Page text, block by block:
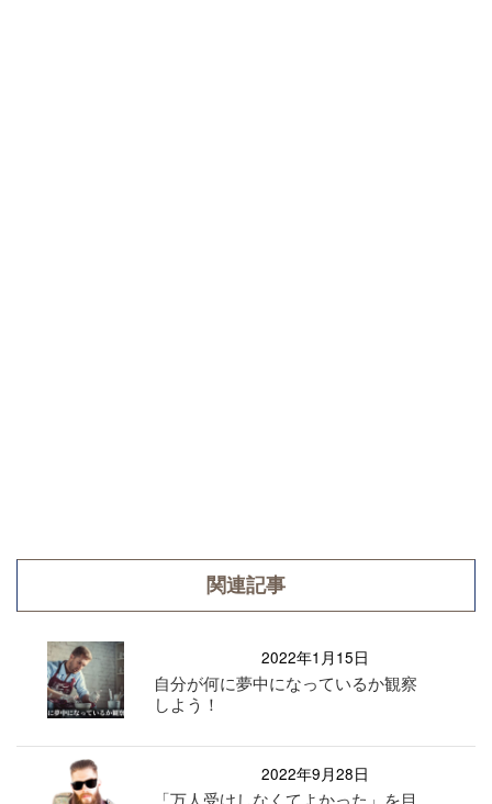
関連記事
2022年1月15日
自分が何に夢中になっているか観察
しよう！
2022年9月28日
「万人受けしなくてよかった」を目